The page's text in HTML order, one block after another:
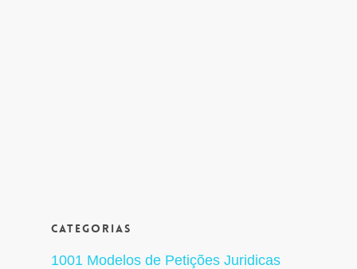
Categorias
1001 Modelos de Petições Juridicas